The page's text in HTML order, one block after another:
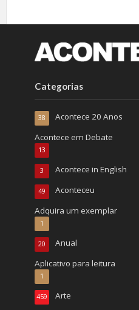
Categorias
Acontece 20 Anos
38
Acontece em Debate
13
Acontece in English
3
Aconteceu
49
Adquira um exemplar
1
Anual
20
Aplicativo para leitura
1
Arte
459